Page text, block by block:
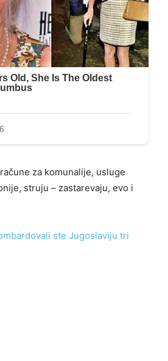
za komunalije, usluge
struju – zastarevaju, evo i
ste Jugoslaviju tri